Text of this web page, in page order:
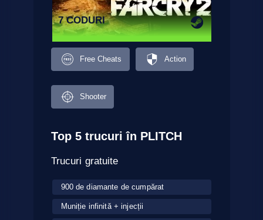
7 CODURI
Free Cheats Action
Shooter
Top 5 trucuri în PLITCH
Trucuri gratuite
900 de diamante de cumpărat
Muniție infinită + injecții